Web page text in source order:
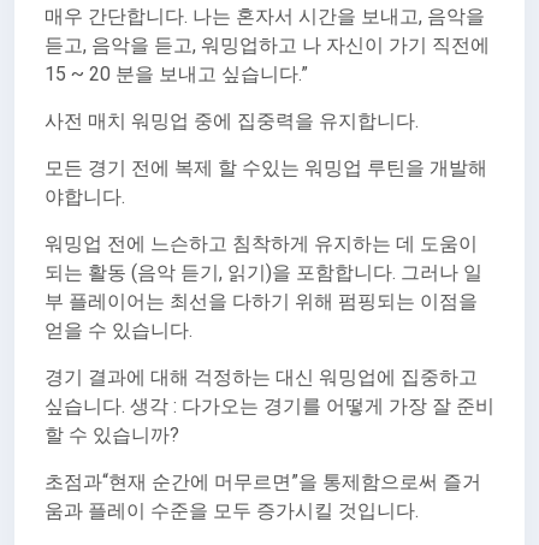
매우 간단합니다. 나는 혼자서 시간을 보내고, 음악을
듣고, 음악을 듣고, 워밍업하고 나 자신이 가기 직전에
15 ~ 20 분을 보내고 싶습니다.”
사전 매치 워밍업 중에 집중력을 유지합니다.
모든 경기 전에 복제 할 수있는 워밍업 루틴을 개발해
야합니다.
워밍업 전에 느슨하고 침착하게 유지하는 데 도움이
되는 활동 (음악 듣기, 읽기)을 포함합니다. 그러나 일
부 플레이어는 최선을 다하기 위해 펌핑되는 이점을
얻을 수 있습니다.
경기 결과에 대해 걱정하는 대신 워밍업에 집중하고
싶습니다. 생각 : 다가오는 경기를 어떻게 가장 잘 준비
할 수 있습니까?
초점과“현재 순간에 머무르면”을 통제함으로써 즐거
움과 플레이 수준을 모두 증가시킬 것입니다.